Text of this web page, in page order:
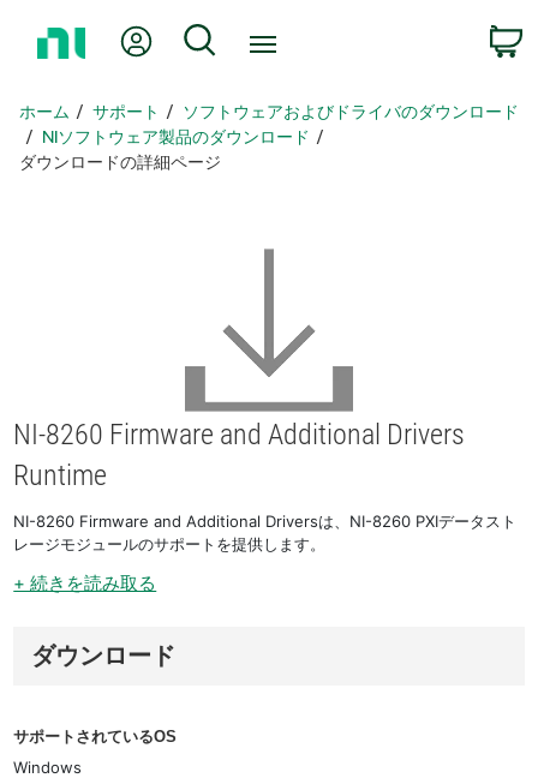
ペ
ー
ジ
Myアカウント
検索
ホーム サポート
ソフトウェアおよびドライバのダウンロード
NIソフトウェア製品のダウンロード
ダウンロードの詳細ページ
NI-8260 Firmware and Additional Drivers
Runtime
NI-8260 Firmware and Additional Driversは、NI-8260 PXIデータスト
レージモジュールのサポートを提供します。
+ 続きを読み取る
ダウンロード
サポートされているOS
Windows